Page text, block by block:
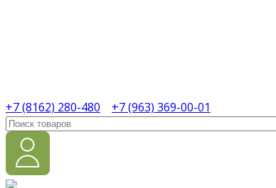
+7 (8162) 280-480
+7 (963) 369-00-01